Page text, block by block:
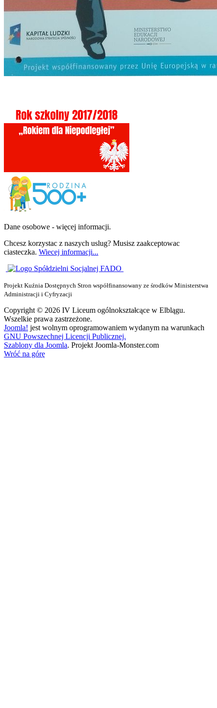
Dane osobowe - więcej informacji.
Chcesz korzystac z naszych uslug? Musisz zaakceptowac
ciasteczka. Wiecej informacji...
Projekt Kuźnia Dostępnych Stron współfinansowany ze środków Ministerstwa
Administracji i Cyfryzacji
Copyright © 2026 IV Liceum ogólnokształcące w Elblągu.
Wszelkie prawa zastrzeżone.
Joomla! jest wolnym oprogramowaniem wydanym na warunkach
GNU Powszechnej Licencji Publicznej.
Szablony dla Joomla. Projekt Joomla-Monster.com
Wróć na górę